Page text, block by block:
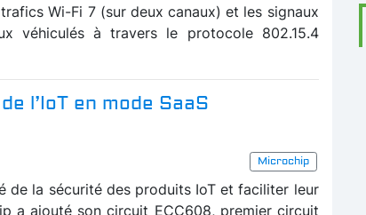
Wi-Fi 7 (sur deux canaux) et les signaux
véhiculés à travers le protocole 802.15.4
l’IoT en mode SaaS
Microchip
de la sécurité des produits IoT et faciliter leur
a ajouté son circuit ECC608, premier circuit